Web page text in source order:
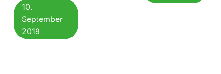
10.
September
2019